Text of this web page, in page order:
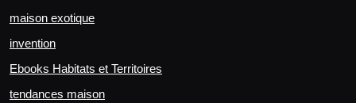
maison exotique
invention
Ebooks Habitats et Territoires
tendances maison